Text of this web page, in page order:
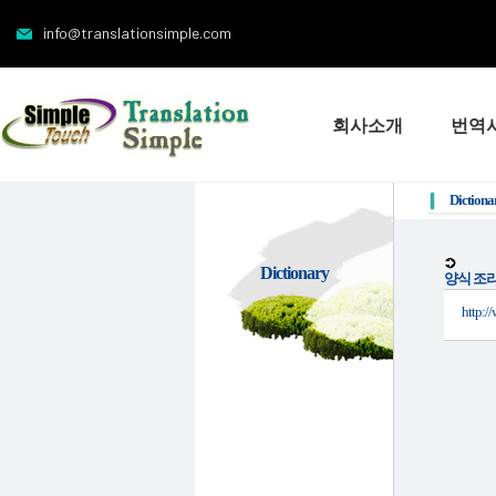
info@translationsimple.com
회사소개 번역
Dictionary
양식 조
http://